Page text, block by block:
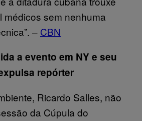
médicos sem nenhuma
– CBN
a evento em NY e seu
repórter
Ricardo Salles, não
da Cúpula do